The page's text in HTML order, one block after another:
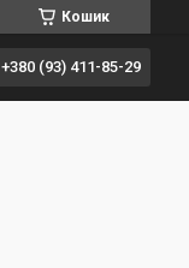
Кошик
+380 (93) 411-85-29